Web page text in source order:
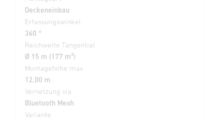
Deckeneinbau
Erfassungswinkel
360 °
Reichweite Tangential
Ø 15 m (177 m²)
Montagehöhe max
12,00 m
Vernetzung via
Bluetooth Mesh
Variante